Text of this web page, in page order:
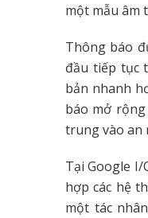
một mẫu âm
Thông báo
đầu tiếp tục
bản nhanh
báo mở
trung vào an
Tại Google
hợp các hệ
một tác